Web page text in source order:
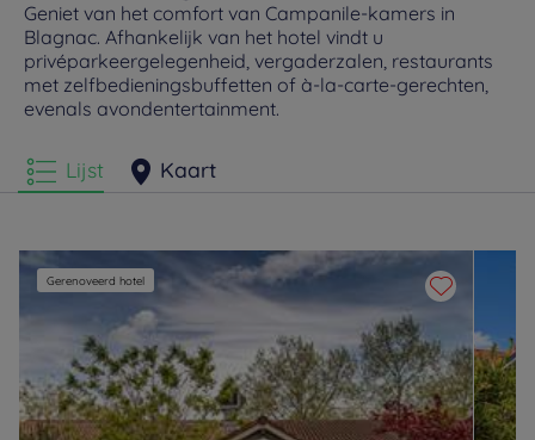
Geniet van het comfort van Campanile-kamers in
Blagnac. Afhankelijk van het hotel vindt u
privéparkeergelegenheid, vergaderzalen, restaurants
met zelfbedieningsbuffetten of à-la-carte-gerechten,
evenals avondentertainment.
Lijst Kaart
Gerenoveerd hotel